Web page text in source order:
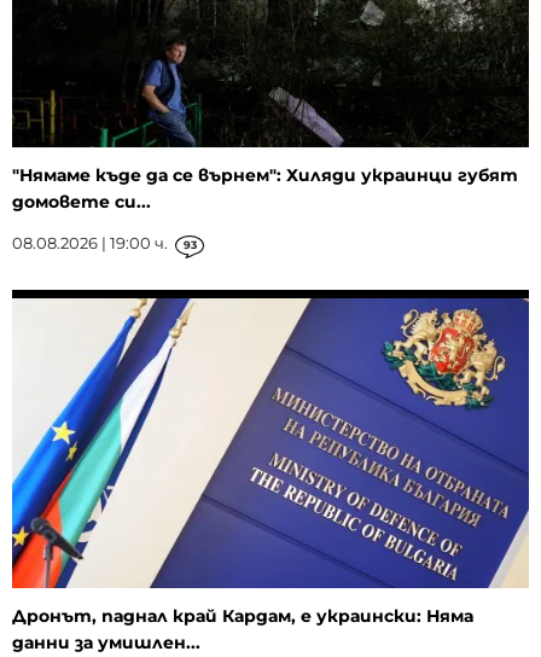
"Нямаме къде да се върнем": Хиляди украинци губят
домовете си...
08.08.2026 | 19:00 ч. 93
Дронът, паднал край Кардам, е украински: Няма
данни за умишлен...